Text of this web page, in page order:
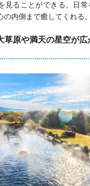
見ることができる。日常
の内側まで癒してくれる。
草原や満天の星空が